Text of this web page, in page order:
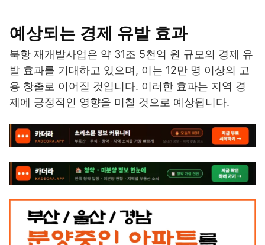
예상되는 경제 유발 효과
북항 재개발사업은 약 31조 5천억 원 규모의 경제 유
발 효과를 기대하고 있으며, 이는 12만 명 이상의 고
용 창출로 이어질 것입니다. 이러한 효과는 지역 경
제에 긍정적인 영향을 미칠 것으로 예상됩니다.